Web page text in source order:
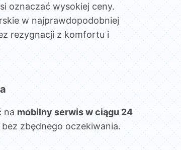
oznaczać wysokiej ceny.
w najprawdopodobniej
rezygnacji z komfortu i
namobilny serwis w ciągu 24
zbędnego oczekiwania.